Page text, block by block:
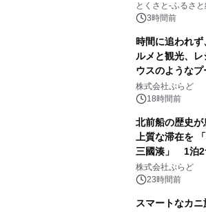
とくさと-ふるさ
3時間前
時間に追われ
ルメと観光、
ウスのような
サウナも 「
得な素泊まり連
株式会社ぷらど
18時間前
北前船の歴史
上質な滞在を
三國湊」 1泊2
株式会社ぷらど
23時間前
スマートなカ